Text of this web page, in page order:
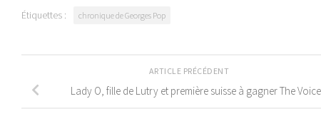
Étiquettes : chronique de Georges Pop
ARTICLE PRÉCÉDENT
Lady O, fille de Lutry et première suisse à gagner The Voice